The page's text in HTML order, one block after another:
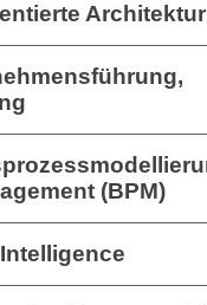
Architektur
(BPM)